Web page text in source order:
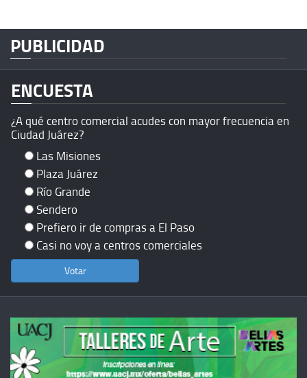
PUBLICIDAD
ENCUESTA
¿A qué centro comercial acudes con mayor frecuencia en
Ciudad Juárez?
Las Misiones
Plaza Juárez
Río Grande
Sendero
Prefiero ir de compras a El Paso
Casi no voy a centros comerciales